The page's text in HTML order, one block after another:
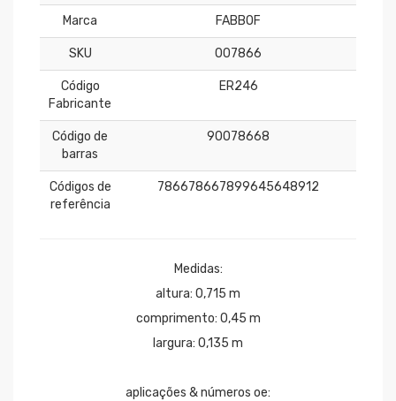
Marca FABBOF
SKU 007866
Código
Fabricante
ER246
Código de
barras
90078668
Códigos de
referência
786678667899645648912
Medidas:
altura: 0,715 m
comprimento: 0,45 m
largura: 0,135 m
aplicações & números oe: